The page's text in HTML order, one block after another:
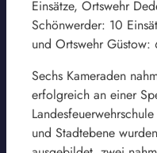
Einsätze, Ortswehr
Schönwerder: 10
und Ortswehr Güstow:
Sechs Kameraden
erfolgreich an einer
und Stadtebene